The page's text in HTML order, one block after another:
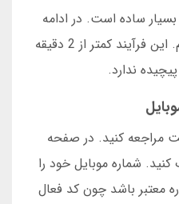
ساده است. در ادامه
مراحل کامل را توضیح می دهم. این فرآیند کمتر از 2 دقیقه
ندارد.
مراجعه کنید. در صفحه
کنید. شماره موبایل خود را
معتبر باشد چون کد فعال